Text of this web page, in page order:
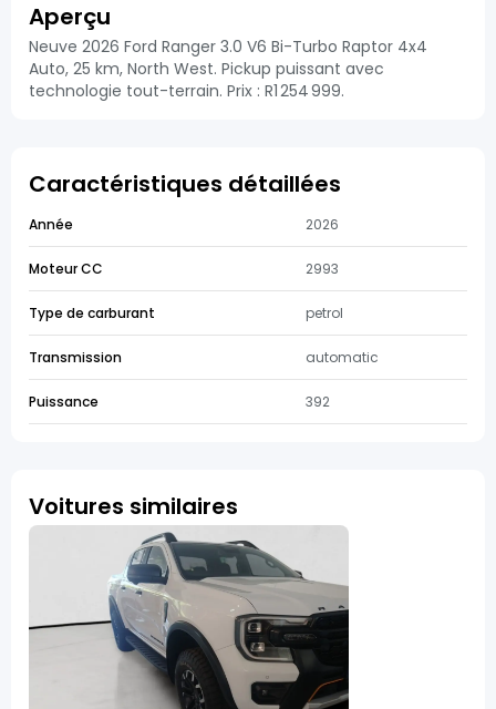
Aperçu
Neuve 2026 Ford Ranger 3.0 V6 Bi-Turbo Raptor 4x4
Auto, 25 km, North West. Pickup puissant avec
technologie tout-terrain. Prix : R1 254 999.
Caractéristiques détaillées
Année 2026
Moteur CC 2993
Type de carburant petrol
Transmission automatic
Puissance 392
Voitures similaires